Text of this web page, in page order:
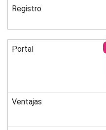
Registro
Portal
Ventajas